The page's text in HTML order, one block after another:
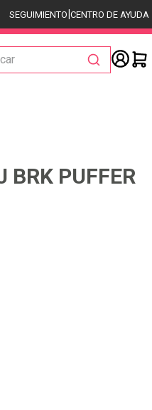
SEGUIMIENTO|CENTRO DE AYUDA
BRK PUFFER